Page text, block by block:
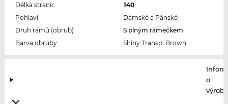
Délka stranic
140
Pohlaví
Dámské a Pánské
Druh rámů (obrub)
S plným rámečkem
Barva obruby
Shiny Transp. Brown
o